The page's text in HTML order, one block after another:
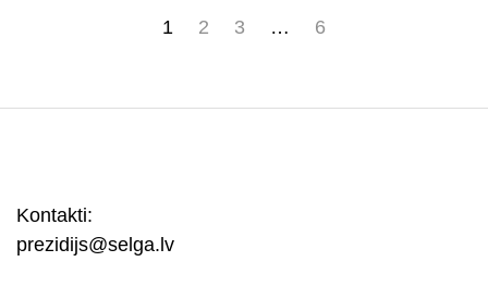
1 2 3 … 6
Kontakti:
prezidijs@selga.lv